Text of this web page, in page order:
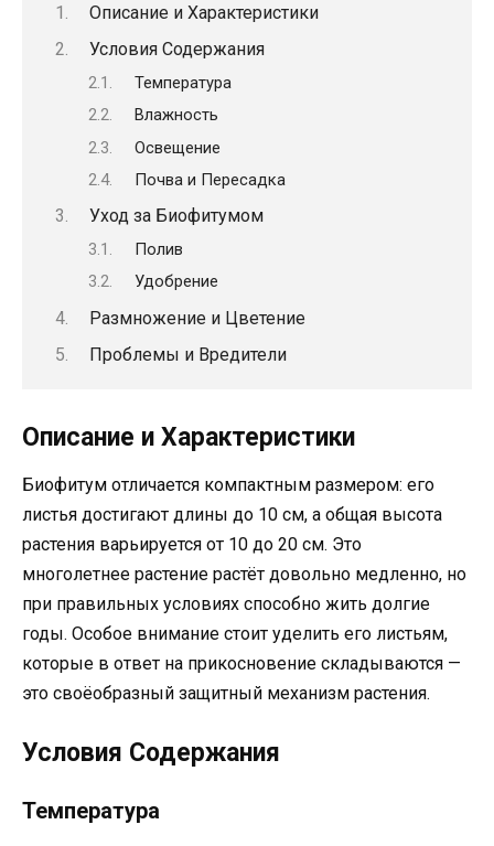
Описание и Характеристики
Условия Содержания
Температура
Влажность
Освещение
Почва и Пересадка
Уход за Биофитумом
Полив
Удобрение
Размножение и Цветение
Проблемы и Вредители
Описание и Характеристики
Биофитум отличается компактным размером: его
листья достигают длины до 10 см, а общая высота
растения варьируется от 10 до 20 см. Это
многолетнее растение растёт довольно медленно, но
при правильных условиях способно жить долгие
годы. Особое внимание стоит уделить его листьям,
которые в ответ на прикосновение складываются —
это своёобразный защитный механизм растения.
Условия Содержания
Температура